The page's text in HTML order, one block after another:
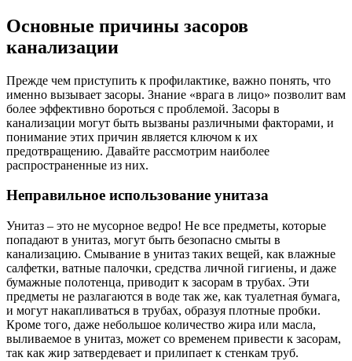
Основные причины засоров
канализации
Прежде чем приступить к профилактике, важно понять, что
именно вызывает засоры. Знание «врага в лицо» позволит вам
более эффективно бороться с проблемой. Засоры в
канализации могут быть вызваны различными факторами, и
понимание этих причин является ключом к их
предотвращению. Давайте рассмотрим наиболее
распространенные из них.
Неправильное использование унитаза
Унитаз – это не мусорное ведро! Не все предметы, которые
попадают в унитаз, могут быть безопасно смыты в
канализацию. Смывание в унитаз таких вещей, как влажные
салфетки, ватные палочки, средства личной гигиены, и даже
бумажные полотенца, приводит к засорам в трубах. Эти
предметы не разлагаются в воде так же, как туалетная бумага,
и могут накапливаться в трубах, образуя плотные пробки.
Кроме того, даже небольшое количество жира или масла,
выливаемое в унитаз, может со временем привести к засорам,
так как жир затвердевает и прилипает к стенкам труб.